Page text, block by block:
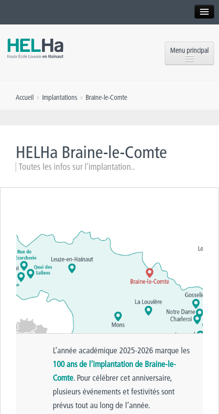
Presse
Menu principal
OEH
Accueil » Implantations » Braine-le-Comte
HELHa Braine-le-Comte
Toutes les infos sur l'implantation..
L’année académique 2025-2026 marque les
100 ans de l’implantation de Braine-le-
Comte. Pour célébrer cet anniversaire,
plusieurs événements et festivités sont
prévus tout au long de l’année.